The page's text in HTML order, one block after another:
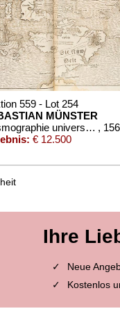
559 - Lot 254
MÜNSTER
Cosmographie universelle ,
€ 12.500
SEBASTIAN
Ihre
Neue
Kostenlos